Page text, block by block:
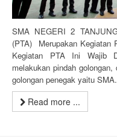
SMA NEGERI 2
(PTA) Merupakan Kegiatan
Kegiatan PTA Ini Wajib
melakukan pindah
golongan penegak yaitu SMA.
Read more ...